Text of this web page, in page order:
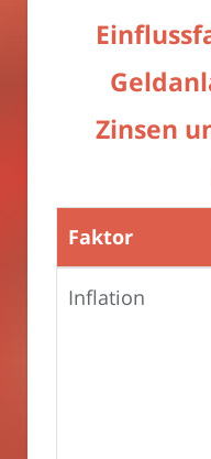
Zinsen
Faktor
Inflation